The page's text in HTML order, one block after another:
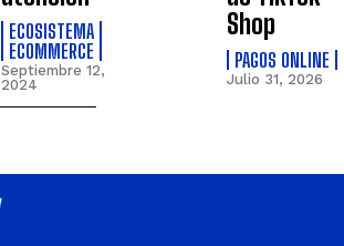
ECOSISTEMA
ECOMMERCE
Septiembre 12,
2024
Shop
PAGOS ONLINE
Julio 31, 2026